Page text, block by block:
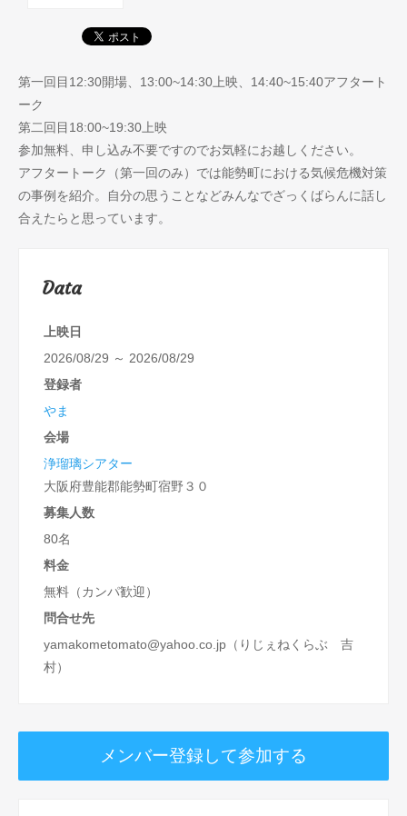
第一回目12:30開場、13:00~14:30上映、14:40~15:40アフタート
ーク
第二回目18:00~19:30上映
参加無料、申し込み不要ですのでお気軽にお越しください。
アフタートーク（第一回のみ）では能勢町における気候危機対策
の事例を紹介。自分の思うことなどみんなでざっくばらんに話し
合えたらと思っています。
Data
上映日
2026/08/29 ～ 2026/08/29
登録者
やま
会場
浄瑠璃シアター
大阪府豊能郡能勢町宿野３０
募集人数
80名
料金
無料（カンパ歓迎）
問合せ先
yamakometomato@yahoo.co.jp（りじぇねくらぶ 吉
村）
メンバー登録して参加する